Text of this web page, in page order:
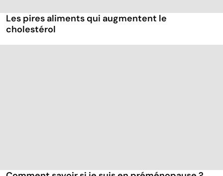
Les pires aliments qui augmentent le
cholestérol